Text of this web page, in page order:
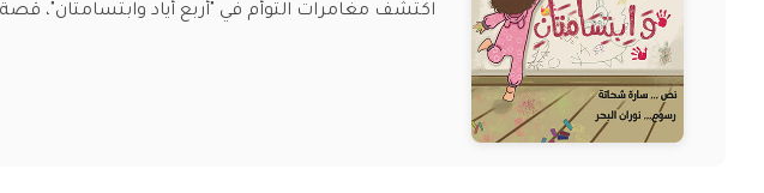
اكتشف مغامرات التوأم في "أربع أياد وابتسامتان"،